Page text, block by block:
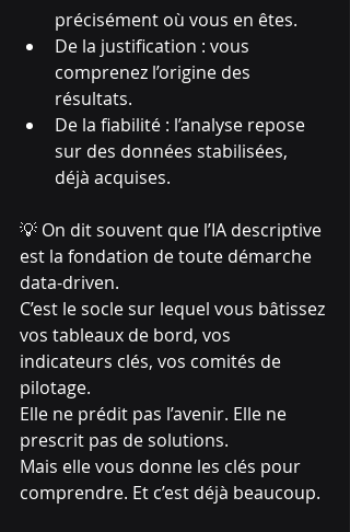
précisément où vous en êtes.
De la justification : vous
comprenez l’origine des
résultats.
De la fiabilité : l’analyse repose
sur des données stabilisées,
déjà acquises.
💡 On dit souvent que l’IA descriptive
est la fondation de toute démarche
data-driven.
C’est le socle sur lequel vous bâtissez
vos tableaux de bord, vos
indicateurs clés, vos comités de
pilotage.
Elle ne prédit pas l’avenir. Elle ne
prescrit pas de solutions.
Mais elle vous donne les clés pour
comprendre. Et c’est déjà beaucoup.